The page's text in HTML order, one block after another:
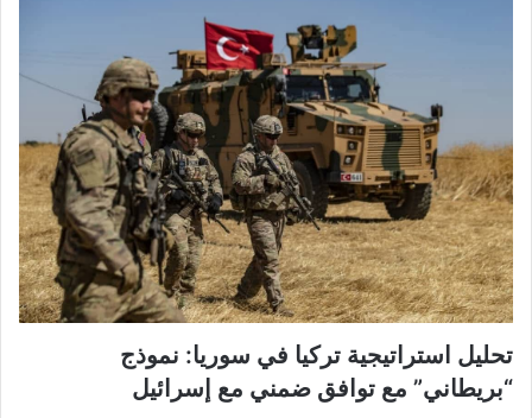
تحليل استراتيجية تركيا في سوريا: نموذج
“بريطاني” مع توافق ضمني مع إسرائيل